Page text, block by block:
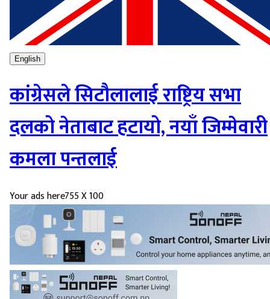
English
कांग्रेसले सिटौलालाई राष्ट्रिय सभा
दलको नेताबाट हटायो, नयाँ जिम्मेवारी
कमला पन्तलाई
Your ads here755 X 100